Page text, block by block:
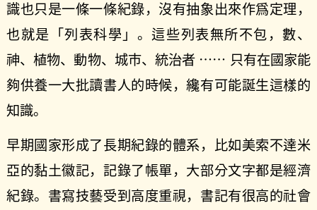
識也只是一條一條紀錄，沒有抽象出來作爲定理，
也就是「列表科學」。這些列表無所不包，數、
神、植物、動物、城市、統治者 ⋯⋯ 只有在國家能
夠供養一大批讀書人的時候，纔有可能誕生這樣的
知識。
早期國家形成了長期紀錄的體系，比如美索不達米
亞的黏土徽記，記錄了帳單，大部分文字都是經濟
紀錄。書寫技藝受到高度重視，書記有很高的社會